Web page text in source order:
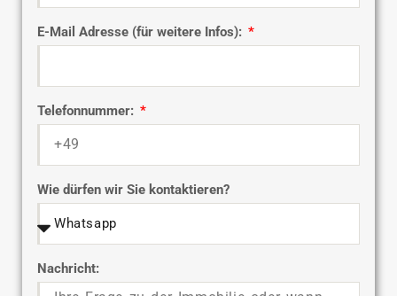
E-Mail Adresse (für weitere Infos):
Telefonnummer:
Wie dürfen wir Sie kontaktieren?
Nachricht: